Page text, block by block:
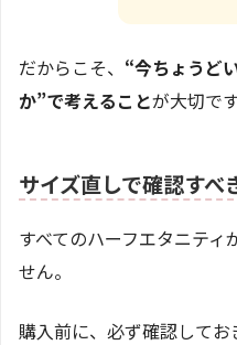
だからこそ、 “今ちょうど
か”で考えることが大切です
サイズ直しで確認すべ
すべてのハーフエタニテ
せん。
購入前に、必ず確認してお